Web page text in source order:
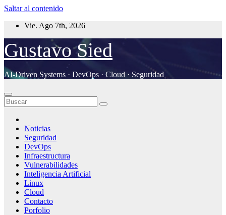
Saltar al contenido
Vie. Ago 7th, 2026
Gustavo Sied
AI-Driven Systems · DevOps · Cloud · Seguridad
Noticias
Seguridad
DevOps
Infraestructura
Vulnerabilidades
Inteligencia Artificial
Linux
Cloud
Contacto
Porfolio